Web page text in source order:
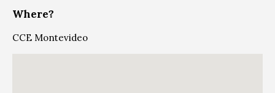
Where?
CCE Montevideo